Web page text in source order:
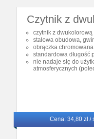
Czytnik z
czytnik z dwukolorową
stalowa obudowa,
obrączka
standardowa długość
nie nadaje się do
atmosferycznych
Cena: 34,80 zł /